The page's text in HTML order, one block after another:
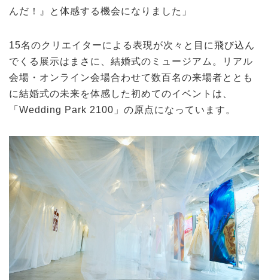
んだ！』と体感する機会になりました」
15名のクリエイターによる表現が次々と目に飛び込ん
でくる展示はまさに、結婚式のミュージアム。リアル
会場・オンライン会場合わせて数百名の来場者ととも
に結婚式の未来を体感した初めてのイベントは、
「Wedding Park 2100」の原点になっています。